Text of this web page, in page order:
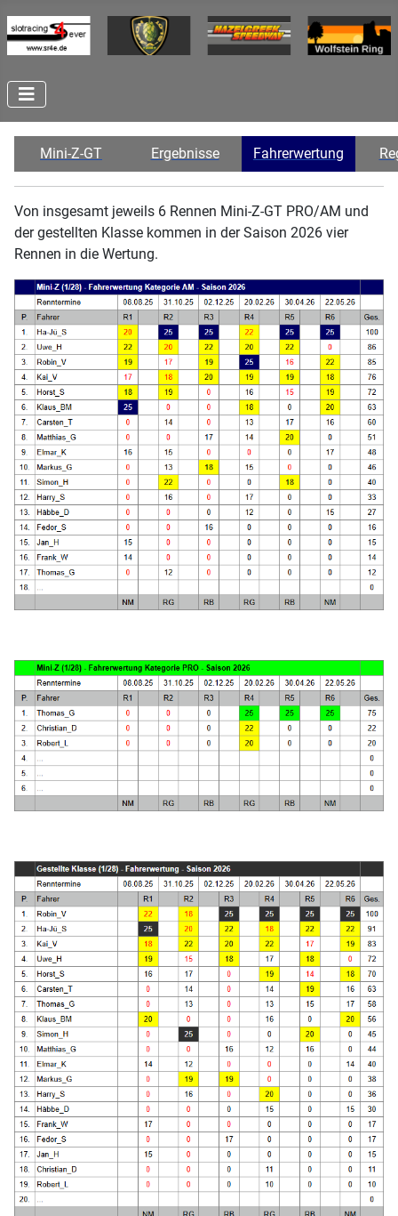
Mini-Z-GT Ergebnisse Fahrerwertung
Von insgesamt jeweils 6 Rennen Mini-Z-GT PRO/AM und
der gestellten Klasse kommen in der Saison 2026 vier
Rennen in die Wertung.